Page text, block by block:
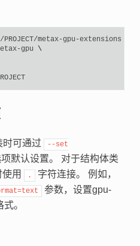
metax-gpu-extensions
gpu \
DOMAIN/PROJECT
时可通过
--set
默认设置。 对于结构体类
用
.
字符连接。 例如，
参数，设置gpu-
式。